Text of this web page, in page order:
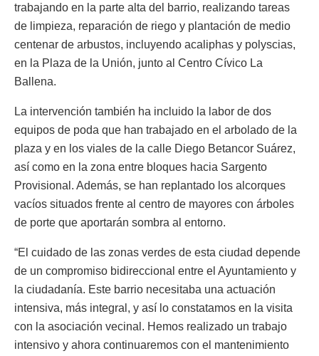
trabajando en la parte alta del barrio, realizando tareas
de limpieza, reparación de riego y plantación de medio
centenar de arbustos, incluyendo acaliphas y polyscias,
en la Plaza de la Unión, junto al Centro Cívico La
Ballena.
La intervención también ha incluido la labor de dos
equipos de poda que han trabajado en el arbolado de la
plaza y en los viales de la calle Diego Betancor Suárez,
así como en la zona entre bloques hacia Sargento
Provisional. Además, se han replantado los alcorques
vacíos situados frente al centro de mayores con árboles
de porte que aportarán sombra al entorno.
“El cuidado de las zonas verdes de esta ciudad depende
de un compromiso bidireccional entre el Ayuntamiento y
la ciudadanía. Este barrio necesitaba una actuación
intensiva, más integral, y así lo constatamos en la visita
con la asociación vecinal. Hemos realizado un trabajo
intensivo y ahora continuaremos con el mantenimiento